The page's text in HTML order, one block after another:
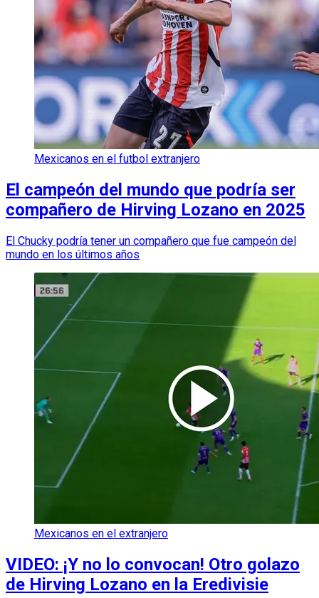
Mexicanos en el futbol extranjero
El campeón del mundo que podría ser
compañero de Hirving Lozano en 2025
El Chucky podría tener un compañero que fue campeón del
mundo en los últimos años
Mexicanos en el extranjero
VIDEO: ¡Y no lo convocan! Otro golazo
de Hirving Lozano en la Eredivisie